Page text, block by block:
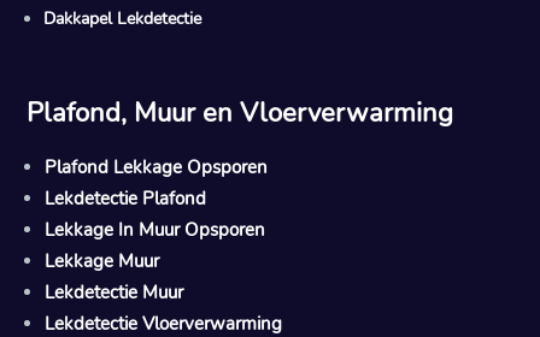
Dakkapel Lekdetectie
Plafond, Muur en Vloerverwarming
Plafond Lekkage Opsporen
Lekdetectie Plafond
Lekkage In Muur Opsporen
Lekkage Muur
Lekdetectie Muur
Lekdetectie Vloerverwarming